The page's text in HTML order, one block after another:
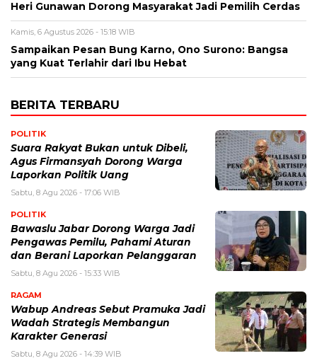
Heri Gunawan Dorong Masyarakat Jadi Pemilih Cerdas
Kamis, 6 Agustus 2026 - 15:18 WIB
Sampaikan Pesan Bung Karno, Ono Surono: Bangsa
yang Kuat Terlahir dari Ibu Hebat
BERITA TERBARU
POLITIK
Suara Rakyat Bukan untuk Dibeli,
Agus Firmansyah Dorong Warga
Laporkan Politik Uang
Sabtu, 8 Agu 2026 - 17:06 WIB
POLITIK
Bawaslu Jabar Dorong Warga Jadi
Pengawas Pemilu, Pahami Aturan
dan Berani Laporkan Pelanggaran
Sabtu, 8 Agu 2026 - 15:33 WIB
RAGAM
Wabup Andreas Sebut Pramuka Jadi
Wadah Strategis Membangun
Karakter Generasi ‎
Sabtu, 8 Agu 2026 - 14:39 WIB